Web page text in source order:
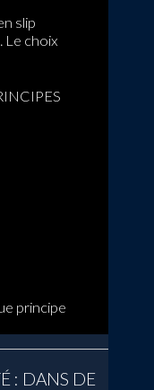
slip
Le choix
principe
: DANS DE